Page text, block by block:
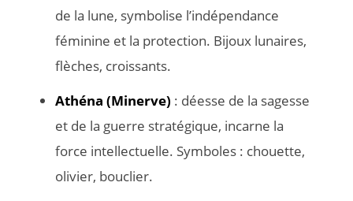
de la lune, symbolise l’indépendance
féminine et la protection. Bijoux lunaires,
flèches, croissants.
Athéna (Minerve) : déesse de la sagesse
et de la guerre stratégique, incarne la
force intellectuelle. Symboles : chouette,
olivier, bouclier.